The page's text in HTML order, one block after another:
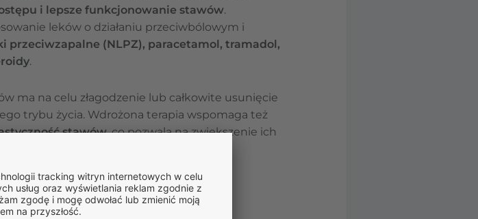
i lepsze funkcjonowanie stawów.
leków o działaniu przeciwbólowym i
przeciwzapalne (NLPZ), paracetamol, tramadol,
.
ma na celu złagodzenie lub całkowite usunięcie
trybu życia. Wdrożona terapia wspomaga też
stawów, co pozwala na zwiększenie ich
chorobę zwyrodnieniową stawów?